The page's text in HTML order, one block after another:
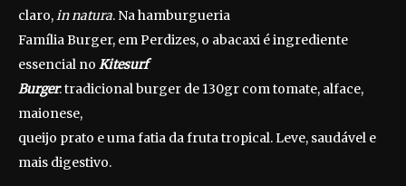
claro,in natura. Na hamburgueria
Família Burger, em Perdizes, o abacaxi é ingrediente
essencial no Kitesurf
Burger: tradicional burger de 130gr com tomate, alface,
maionese,
queijo prato e uma fatia da fruta tropical. Leve, saudável e
mais digestivo.